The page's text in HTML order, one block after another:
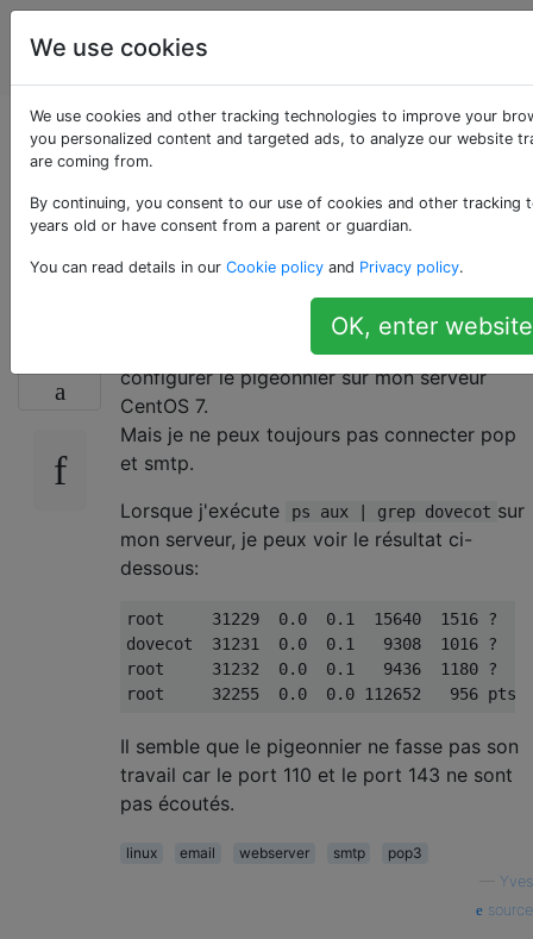
Utilisateurs
d'ordinateur
pigeonnier: pop et
smtp ne fonctionne
pas
Je ne fais que suivre celienpour essayer de
configurer le pigeonnier sur mon serveur
CentOS 7.
Mais je ne peux toujours pas connecter pop
et smtp.
Lorsque j'exécute
ps aux | grep dovecot sur
mon serveur, je peux voir le résultat ci-
dessous:
root     31229  0.0  0.1  15640  1516 ?
dovecot  31231  0.0  0.1   9308  1016 ?
root     31232  0.0  0.1   9436  1180 ?
Il semble que le pigeonnier ne fasse pas son
travail car le port 110 et le port 143 ne sont
pas écoutés.
linux email webserver smtp
pop3
Yves
source
We use cookies
We use cookies and other tracking technologies to improve your
you personalized content and targeted ads, to analyze our website
are coming from.
By continuing, you consent to our use of cookies and other tracking
years old or have consent from a parent or guardian.
You can read details in our Cookie policy and Privacy policy.
OK, enter